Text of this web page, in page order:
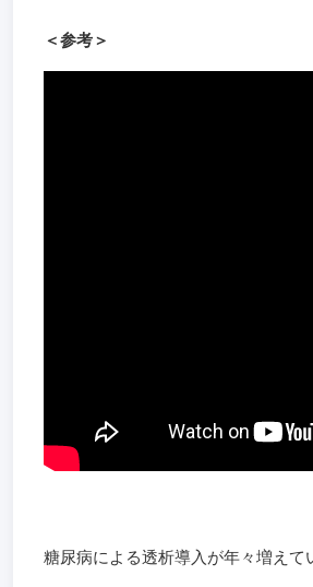
＜参考＞
糖尿病による透析導入が年々増えて